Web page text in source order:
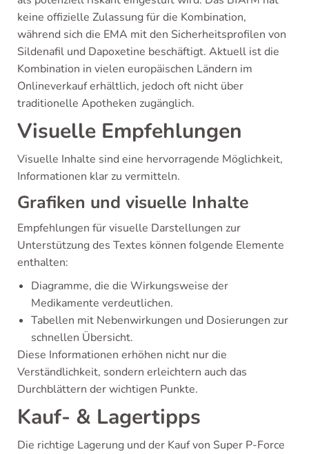
keine offizielle Zulassung für die Kombination,
während sich die EMA mit den Sicherheitsprofilen von
Sildenafil und Dapoxetine beschäftigt. Aktuell ist die
Kombination in vielen europäischen Ländern im
Onlineverkauf erhältlich, jedoch oft nicht über
traditionelle Apotheken zugänglich.
Visuelle Empfehlungen
Visuelle Inhalte sind eine hervorragende Möglichkeit,
Informationen klar zu vermitteln.
Grafiken und visuelle Inhalte
Empfehlungen für visuelle Darstellungen zur
Unterstützung des Textes können folgende Elemente
enthalten:
Diagramme, die die Wirkungsweise der
Medikamente verdeutlichen.
Tabellen mit Nebenwirkungen und Dosierungen zur
schnellen Übersicht.
Diese Informationen erhöhen nicht nur die
Verständlichkeit, sondern erleichtern auch das
Durchblättern der wichtigen Punkte.
Kauf- & Lagertipps
Die richtige Lagerung und der Kauf von Super P-Force